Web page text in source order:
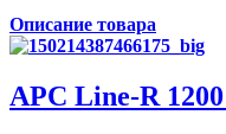
Описание товара
APC Line-R